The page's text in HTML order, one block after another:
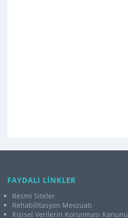
FAYDALI LİNKLER
Resmi Siteler
Rehabilitasyon Mevzuatı
Kişisel Verilerin Korunması Kanunu